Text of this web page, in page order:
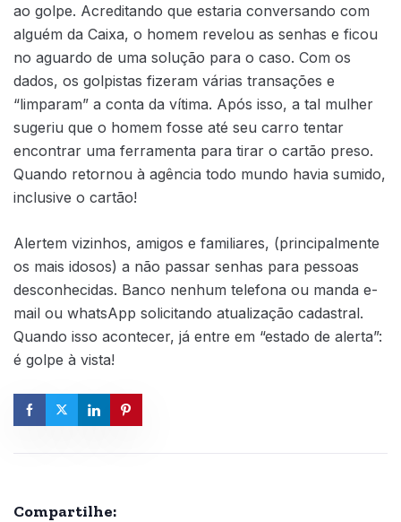
ao golpe. Acreditando que estaria conversando com
alguém da Caixa, o homem revelou as senhas e ficou
no aguardo de uma solução para o caso. Com os
dados, os golpistas fizeram várias transações e
“limparam” a conta da vítima. Após isso, a tal mulher
sugeriu que o homem fosse até seu carro tentar
encontrar uma ferramenta para tirar o cartão preso.
Quando retornou à agência todo mundo havia sumido,
inclusive o cartão!
Alertem vizinhos, amigos e familiares, (principalmente
os mais idosos) a não passar senhas para pessoas
desconhecidas. Banco nenhum telefona ou manda e-
mail ou whatsApp solicitando atualização cadastral.
Quando isso acontecer, já entre em “estado de alerta”:
é golpe à vista!
Compartilhe: